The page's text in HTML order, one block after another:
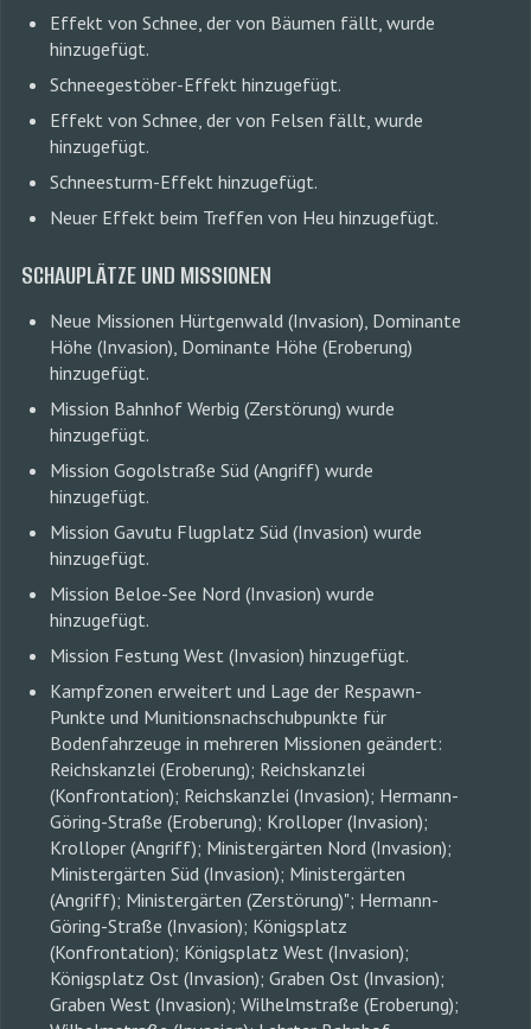
Effekt von Schnee, der von Bäumen fällt, wurde
hinzugefügt.
Schneegestöber-Effekt hinzugefügt.
Effekt von Schnee, der von Felsen fällt, wurde
hinzugefügt.
Schneesturm-Effekt hinzugefügt.
Neuer Effekt beim Treffen von Heu hinzugefügt.
SCHAUPLÄTZE UND MISSIONEN
Neue Missionen Hürtgenwald (Invasion), Dominante
Höhe (Invasion), Dominante Höhe (Eroberung)
hinzugefügt.
Mission Bahnhof Werbig (Zerstörung) wurde
hinzugefügt.
Mission Gogolstraße Süd (Angriff) wurde
hinzugefügt.
Mission Gavutu Flugplatz Süd (Invasion) wurde
hinzugefügt.
Mission Beloe-See Nord (Invasion) wurde
hinzugefügt.
Mission Festung West (Invasion) hinzugefügt.
Kampfzonen erweitert und Lage der Respawn-
Punkte und Munitionsnachschubpunkte für
Bodenfahrzeuge in mehreren Missionen geändert:
Reichskanzlei (Eroberung); Reichskanzlei
(Konfrontation); Reichskanzlei (Invasion); Hermann-
Göring-Straße (Eroberung); Krolloper (Invasion);
Krolloper (Angriff); Ministergärten Nord (Invasion);
Ministergärten Süd (Invasion); Ministergärten
(Angriff); Ministergärten (Zerstörung)"; Hermann-
Göring-Straße (Invasion); Königsplatz
(Konfrontation); Königsplatz West (Invasion);
Königsplatz Ost (Invasion); Graben Ost (Invasion);
Graben West (Invasion); Wilhelmstraße (Eroberung);